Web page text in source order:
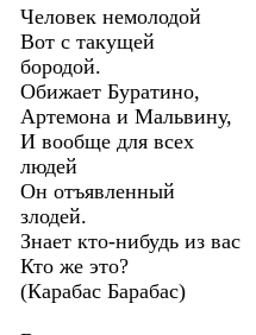
Человек немолодой
Вот с такущей
бородой.
Обижает Буратино,
Артемона и Мальвину,
И вообще для всех
людей
Он отъявленный
злодей.
Знает кто-нибудь из вас
Кто же это?
(Карабас Барабас)